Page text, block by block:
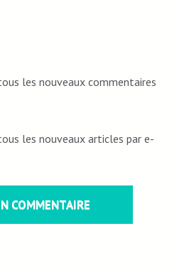
les nouveaux commentaires
les nouveaux articles par e-